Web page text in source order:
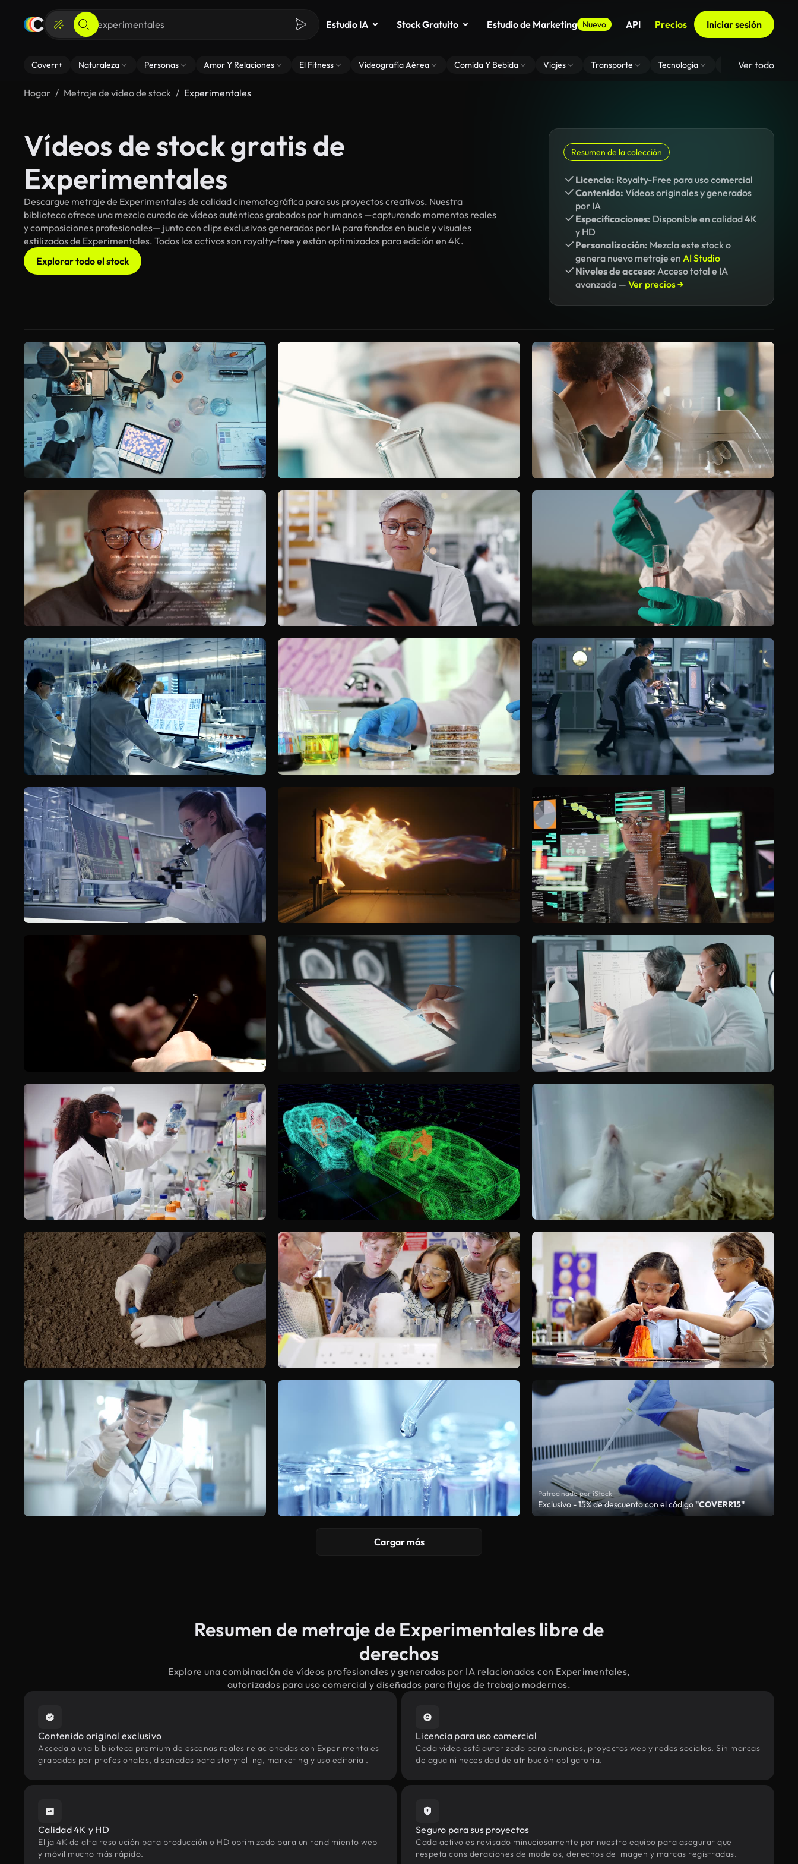
Estudio IA Stock Gratuito Estudio de Marketing Nuevo API Precios Iniciar sesión
Coverr+ Naturaleza Personas Amor Y Relaciones El Fitness Videografía Aérea Comida Y Bebida Viajes Transporte Tecnología Zoom De Fondo
Ver todo
Hogar Metraje de video de stock Experimentales
Vídeos de stock gratis de
Experimentales
Descargue metraje de Experimentales de calidad cinematográfica para sus proyectos creativos. Nuestra
biblioteca ofrece una mezcla curada de vídeos auténticos grabados por humanos —capturando momentos reales
y composiciones profesionales— junto con clips exclusivos generados por IA para fondos en bucle y visuales
estilizados de Experimentales. Todos los activos son royalty-free y están optimizados para edición en 4K.
Explorar todo el stock
Resumen de la colección
Licencia: Royalty-Free para uso comercial
Contenido: Vídeos originales y generados
por IA
Especificaciones: Disponible en calidad 4K
y HD
Personalización: Mezcla este stock o
genera nuevo metraje en AI Studio
Niveles de acceso: Acceso total e IA
avanzada — Ver precios →
Patrocinado por iStock
Exclusivo - 15% de descuento con el código"COVERR15"
Cargar más
Resumen de metraje de Experimentales libre de
derechos
Explore una combinación de vídeos profesionales y generados por IA relacionados con Experimentales,
autorizados para uso comercial y diseñados para flujos de trabajo modernos.
Contenido original exclusivo
Acceda a una biblioteca premium de escenas reales relacionadas con Experimentales
grabadas por profesionales, diseñadas para storytelling, marketing y uso editorial.
Licencia para uso comercial
Cada vídeo está autorizado para anuncios, proyectos web y redes sociales. Sin marcas
de agua ni necesidad de atribución obligatoria.
Calidad 4K y HD
Elija 4K de alta resolución para producción o HD optimizado para un rendimiento web
y móvil mucho más rápido.
Seguro para sus proyectos
Cada activo es revisado minuciosamente por nuestro equipo para asegurar que
respeta consideraciones de modelos, derechos de imagen y marcas registradas.